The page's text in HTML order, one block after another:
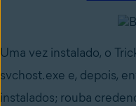
Uma vez instalado, o
svchost.exe e, depois,
instalados; rouba